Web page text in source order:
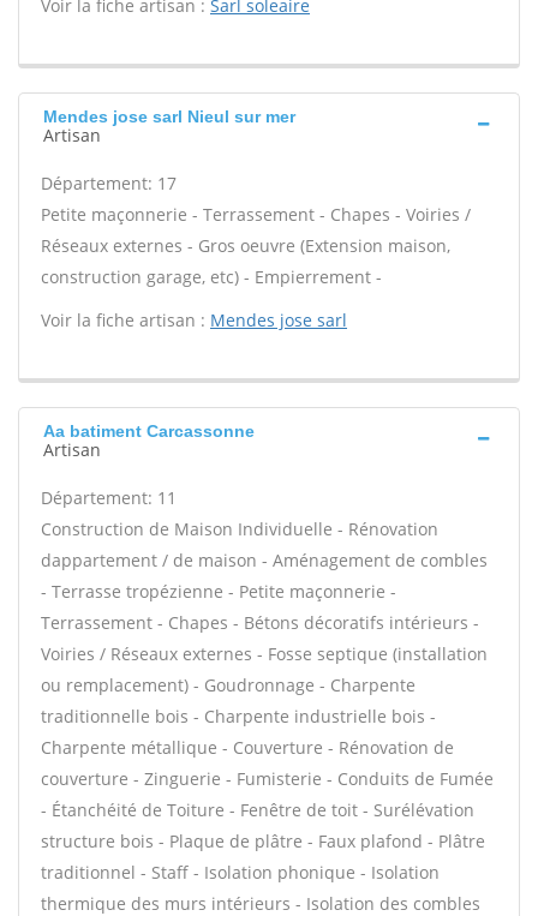
Voir la fiche artisan : Sarl soleaire
Mendes jose sarl Nieul sur mer
Artisan
Département: 17
Petite maçonnerie - Terrassement - Chapes - Voiries /
Réseaux externes - Gros oeuvre (Extension maison,
construction garage, etc) - Empierrement -
Voir la fiche artisan : Mendes jose sarl
Aa batiment Carcassonne
Artisan
Département: 11
Construction de Maison Individuelle - Rénovation
dappartement / de maison - Aménagement de combles
- Terrasse tropézienne - Petite maçonnerie -
Terrassement - Chapes - Bétons décoratifs intérieurs -
Voiries / Réseaux externes - Fosse septique (installation
ou remplacement) - Goudronnage - Charpente
traditionnelle bois - Charpente industrielle bois -
Charpente métallique - Couverture - Rénovation de
couverture - Zinguerie - Fumisterie - Conduits de Fumée
- Étanchéité de Toiture - Fenêtre de toit - Surélévation
structure bois - Plaque de plâtre - Faux plafond - Plâtre
traditionnel - Staff - Isolation phonique - Isolation
thermique des murs intérieurs - Isolation des combles